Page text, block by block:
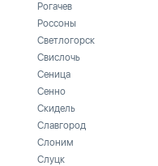
Рогачев
Россоны
Светлогорск
Свислочь
Сеница
Сенно
Скидель
Славгород
Слоним
Слуцк